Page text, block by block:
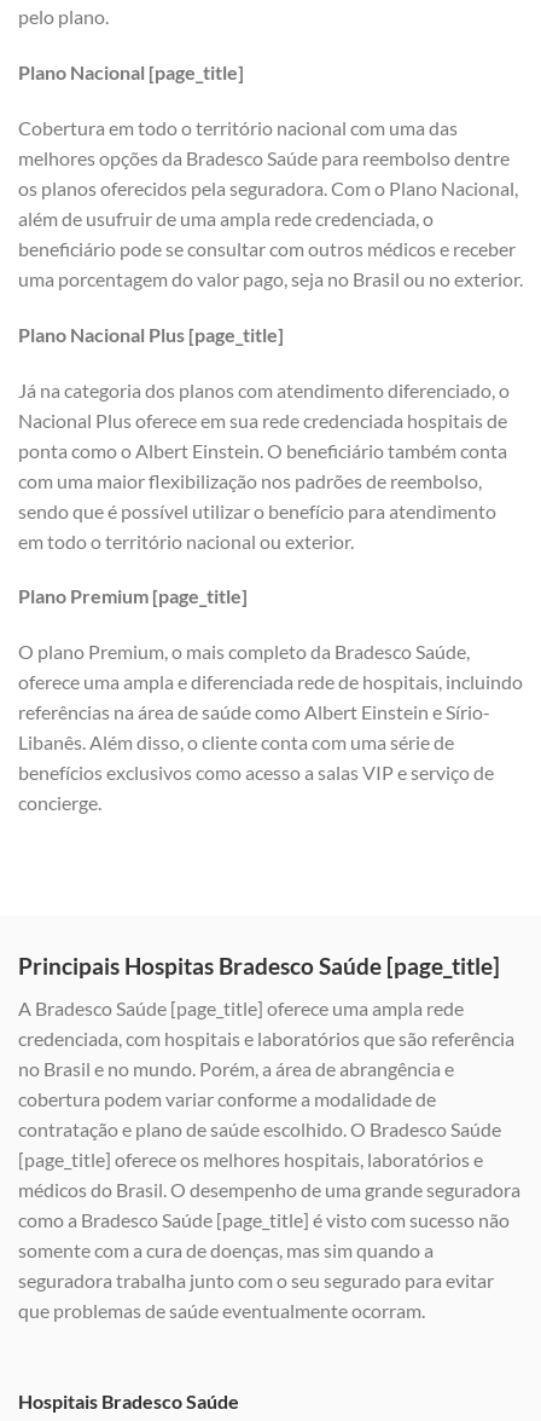
pelo plano.
Plano Nacional [page_title]
Cobertura em todo o território nacional com uma das
melhores opções da Bradesco Saúde para reembolso dentre
os planos oferecidos pela seguradora. Com o Plano Nacional,
além de usufruir de uma ampla rede credenciada, o
beneficiário pode se consultar com outros médicos e receber
uma porcentagem do valor pago, seja no Brasil ou no exterior.
Plano Nacional Plus [page_title]
Já na categoria dos planos com atendimento diferenciado, o
Nacional Plus oferece em sua rede credenciada hospitais de
ponta como o Albert Einstein. O beneficiário também conta
com uma maior flexibilização nos padrões de reembolso,
sendo que é possível utilizar o benefício para atendimento
em todo o território nacional ou exterior.
Plano Premium [page_title]
O plano Premium, o mais completo da Bradesco Saúde,
oferece uma ampla e diferenciada rede de hospitais, incluindo
referências na área de saúde como Albert Einstein e Sírio-
Libanês. Além disso, o cliente conta com uma série de
benefícios exclusivos como acesso a salas VIP e serviço de
concierge.
Principais Hospitas Bradesco Saúde [page_title]
A Bradesco Saúde [page_title] oferece uma ampla rede
credenciada, com hospitais e laboratórios que são referência
no Brasil e no mundo. Porém, a área de abrangência e
cobertura podem variar conforme a modalidade de
contratação e plano de saúde escolhido. O Bradesco Saúde
[page_title] oferece os melhores hospitais, laboratórios e
médicos do Brasil. O desempenho de uma grande seguradora
como a Bradesco Saúde [page_title] é visto com sucesso não
somente com a cura de doenças, mas sim quando a
seguradora trabalha junto com o seu segurado para evitar
que problemas de saúde eventualmente ocorram.
Hospitais Bradesco Saúde